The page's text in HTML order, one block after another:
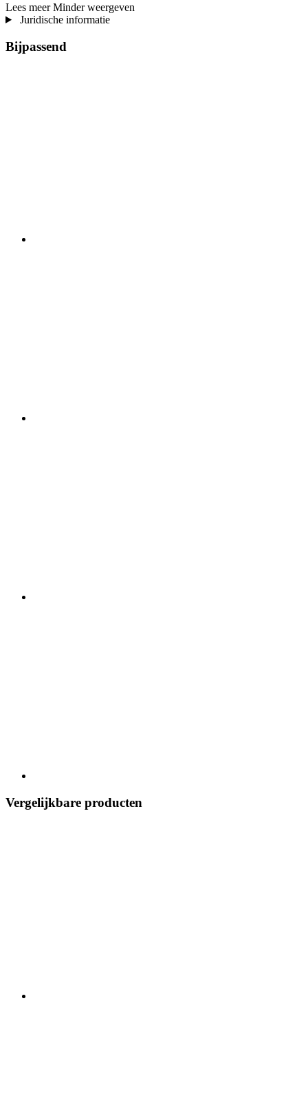
Lees meer Minder weergeven
Juridische informatie
Bijpassend
Vergelijkbare producten